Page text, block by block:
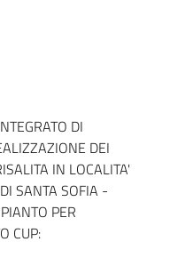
DI
DEI
IN LOCALITA'
SANTA SOFIA -
PER
CUP: